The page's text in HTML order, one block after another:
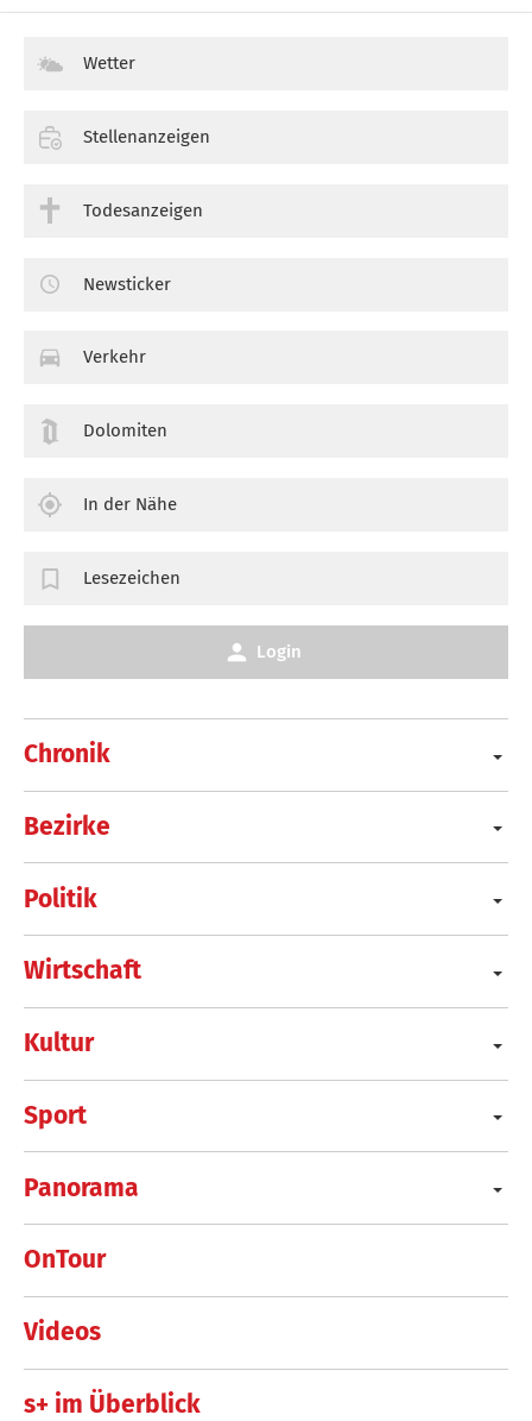
Chronik
Bezirke
Politik
Wirtschaft
Kultur
Sport
Panorama
OnTour
Videos
s+ im Überblick
Wetter
Stellenanzeigen
Todesanzeigen
Newsticker
Verkehr
Dolomiten
In der Nähe
Lesezeichen
Login